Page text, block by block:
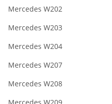
Mercedes W202
Mercedes W203
Mercedes W204
Mercedes W207
Mercedes W208